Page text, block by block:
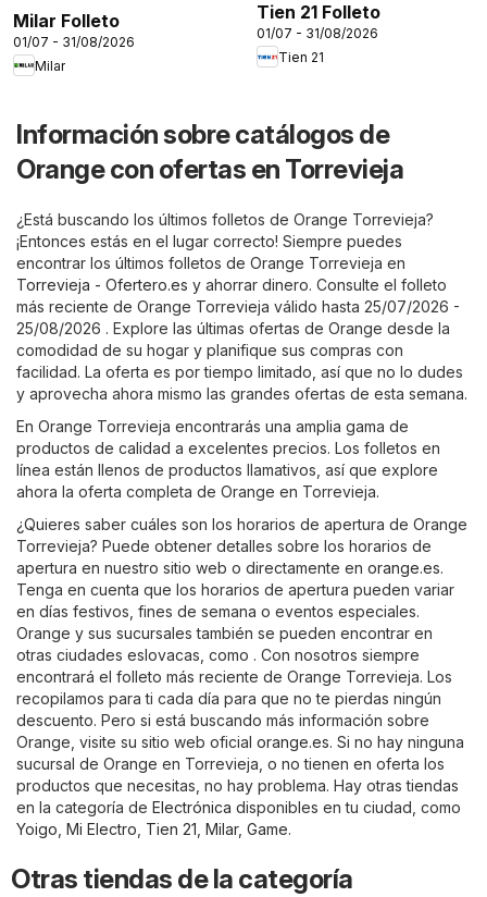
Milar Folleto
01/07 - 31/08/2026
Milar
Tien 21 Folleto
01/07 - 31/08/2026
Tien 21
Información sobre catálogos de
Orange con ofertas en Torrevieja
¿Está buscando los últimos folletos de Orange Torrevieja?
¡Entonces estás en el lugar correcto! Siempre puedes
encontrar los últimos folletos de Orange Torrevieja en
Torrevieja - Ofertero.es y ahorrar dinero. Consulte el folleto
más reciente de Orange Torrevieja válido hasta 25/07/2026 -
25/08/2026 . Explore las últimas ofertas de Orange desde la
comodidad de su hogar y planifique sus compras con
facilidad. La oferta es por tiempo limitado, así que no lo dudes
y aprovecha ahora mismo las grandes ofertas de esta semana.
En Orange Torrevieja encontrarás una amplia gama de
productos de calidad a excelentes precios. Los folletos en
línea están llenos de productos llamativos, así que explore
ahora la oferta completa de Orange en Torrevieja.
¿Quieres saber cuáles son los horarios de apertura de Orange
Torrevieja? Puede obtener detalles sobre los horarios de
apertura en nuestro sitio web o directamente en orange.es.
Tenga en cuenta que los horarios de apertura pueden variar
en días festivos, fines de semana o eventos especiales.
Orange y sus sucursales también se pueden encontrar en
otras ciudades eslovacas, como . Con nosotros siempre
encontrará el folleto más reciente de Orange Torrevieja. Los
recopilamos para ti cada día para que no te pierdas ningún
descuento. Pero si está buscando más información sobre
Orange, visite su sitio web oficial orange.es. Si no hay ninguna
sucursal de Orange en Torrevieja, o no tienen en oferta los
productos que necesitas, no hay problema. Hay otras tiendas
en la categoría de Electrónica disponibles en tu ciudad, como
Yoigo Mi Electro Tien 21 Milar, Game.
Otras tiendas de la categoría